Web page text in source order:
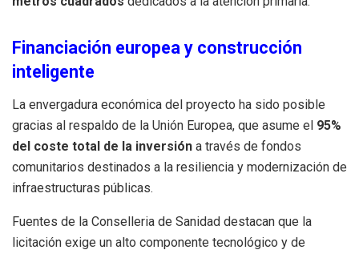
Financiación europea y construcción
inteligente
La envergadura económica del proyecto ha sido posible
gracias al respaldo de la Unión Europea, que asume el 95%
del coste total de la inversión a través de fondos
comunitarios destinados a la resiliencia y modernización de
infraestructuras públicas.
Fuentes de la Conselleria de Sanidad destacan que la
licitación exige un alto componente tecnológico y de